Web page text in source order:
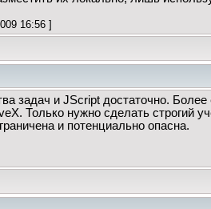
16:56 ]
задач и JScript достаточно.
Только нужно сделать строгий
и потенциально опасна.